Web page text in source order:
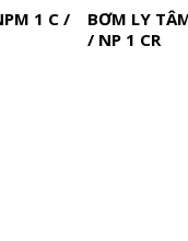
1 C /
BƠM LY
/ NP 1 CR